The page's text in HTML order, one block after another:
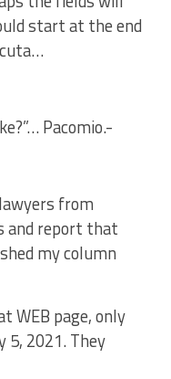
start at the end
Pacomio.-
from
and report that
my column
WEB page, only
5, 2021. They